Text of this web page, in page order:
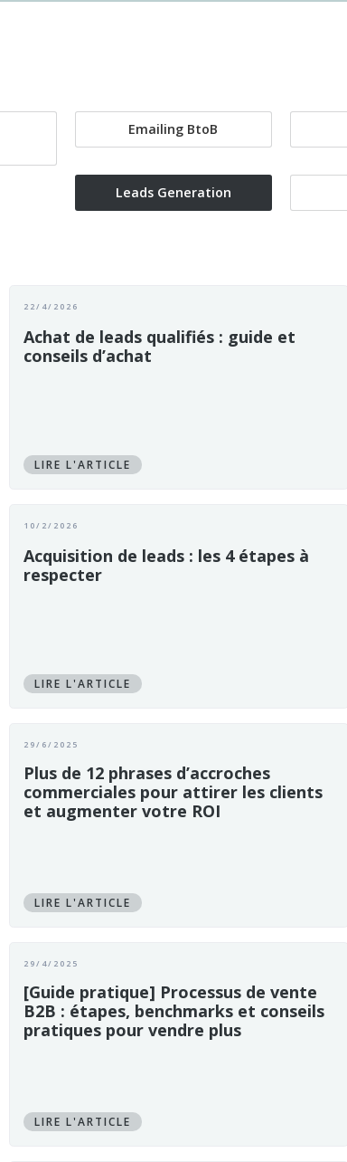
Emailing BtoB
Leads Generation
22/4/2026
Achat de leads qualifiés : guide et
conseils d’achat
LIRE L'ARTICLE
10/2/2026
Acquisition de leads : les 4 étapes à
respecter
LIRE L'ARTICLE
29/6/2025
Plus de 12 phrases d’accroches
commerciales pour attirer les clients
et augmenter votre ROI
LIRE L'ARTICLE
29/4/2025
[Guide pratique] Processus de vente
B2B : étapes, benchmarks et conseils
pratiques pour vendre plus
LIRE L'ARTICLE